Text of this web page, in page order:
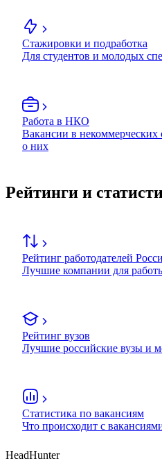
Стажировки и подработка
Для студентов и молодых
Работа в НКО
Вакансии в некоммерческих
о них
Рейтинги и
Рейтинг работодателей
Лучшие компании для
Рейтинг вузов
Лучшие российские вузы и
Статистика по вакансиям
Что происходит с
HeadHunter